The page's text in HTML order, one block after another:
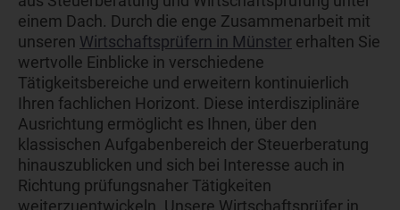
einem Dach. Durch die enge Zusammenarbeit mit
unseren Wirtschaftsprüfern in Münster erhalten Sie
wertvolle Einblicke in verschiedene
Tätigkeitsbereiche und erweitern kontinuierlich
Ihren fachlichen Horizont. Diese interdisziplinäre
Ausrichtung ermöglicht es Ihnen, über den
klassischen Aufgabenbereich der Steuerberatung
hinauszublicken und sich bei Interesse auch in
Richtung prüfungsnaher Tätigkeiten
weiterzuentwickeln. Unsere Wirtschaftsprüfer in